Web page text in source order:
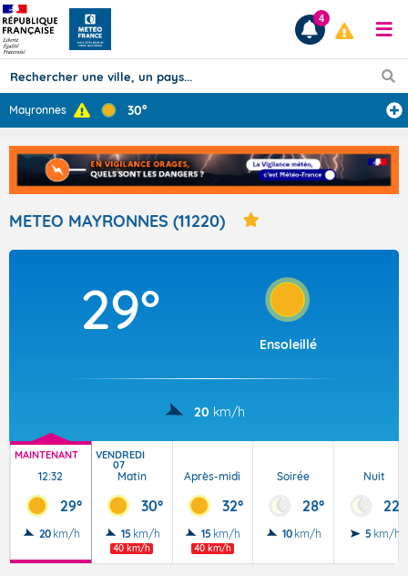
Prévisions
TOUS LES RÉSULTATS
Articles
4
Mayronnes 30°
METEO MAYRONNES (11220)
29°
Ensoleillé
20 km/h
MAINTENANT
12:32
29°
20 km/h
VENDREDI
07
Matin
30°
15 km/h
40 km/h
Après-midi
32°
15 km/h
40 km/h
Soirée
28°
10 km/h
Nuit
22°
5 km/h